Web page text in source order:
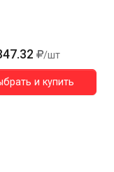
/шт
и купить